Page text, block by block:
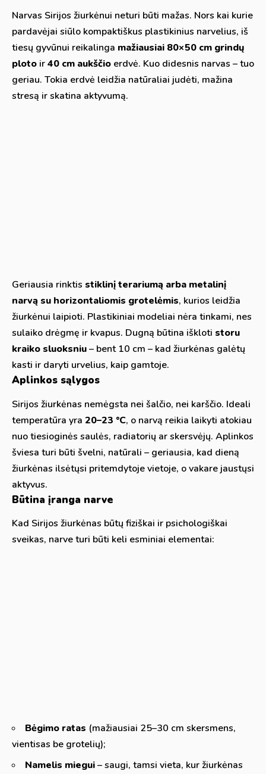
Narvas Sirijos žiurkėnui neturi būti mažas. Nors kai kurie
pardavėjai siūlo kompaktiškus plastikinius narvelius, iš
tiesų gyvūnui reikalinga mažiausiai 80×50 cm grindų
ploto ir40 cm aukščio erdvė. Kuo didesnis narvas – tuo
geriau. Tokia erdvė leidžia natūraliai judėti, mažina
stresą ir skatina aktyvumą.
Geriausia rinktis stiklinį terariumą arba metalinį
narvą su horizontaliomis grotelėmis, kurios leidžia
žiurkėnui laipioti. Plastikiniai modeliai nėra tinkami, nes
sulaiko drėgmę ir kvapus. Dugną būtina iškloti storu
kraiko sluoksniu– bent 10 cm – kad žiurkėnas galėtų
kasti ir daryti urvelius, kaip gamtoje.
Aplinkos sąlygos
Sirijos žiurkėnas nemėgsta nei šalčio, nei karščio. Ideali
temperatūra yra 20–23 °C, o narvą reikia laikyti atokiau
nuo tiesioginės saulės, radiatorių ar skersvėjų. Aplinkos
šviesa turi būti švelni, natūrali – geriausia, kad dieną
žiurkėnas ilsėtųsi pritemdytoje vietoje, o vakare jaustųsi
aktyvus.
Būtina įranga narve
Kad Sirijos žiurkėnas būtų fiziškai ir psichologiškai
sveikas, narve turi būti keli esminiai elementai:
Bėgimo ratas (mažiausiai 25–30 cm skersmens,
vientisas be grotelių);
Namelis miegui– saugi, tamsi vieta, kur žiurkėnas